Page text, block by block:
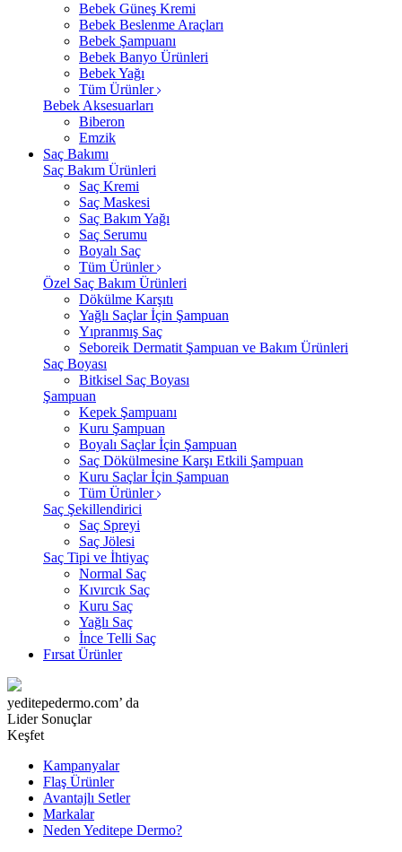
Bebek Güneş Kremi
Bebek Beslenme Araçları
Bebek Şampuanı
Bebek Banyo Ürünleri
Bebek Yağı
Tüm Ürünler
Bebek Aksesuarları
Biberon
Emzik
Saç Bakımı
Saç Bakım Ürünleri
Saç Kremi
Saç Maskesi
Saç Bakım Yağı
Saç Serumu
Boyalı Saç
Tüm Ürünler
Özel Saç Bakım Ürünleri
Dökülme Karşıtı
Yağlı Saçlar İçin Şampuan
Yıpranmış Saç
Seboreik Dermatit Şampuan ve Bakım Ürünleri
Saç Boyası
Bitkisel Saç Boyası
Şampuan
Kepek Şampuanı
Kuru Şampuan
Boyalı Saçlar İçin Şampuan
Saç Dökülmesine Karşı Etkili Şampuan
Kuru Saçlar İçin Şampuan
Tüm Ürünler
Saç Şekillendirici
Saç Spreyi
Saç Jölesi
Saç Tipi ve İhtiyaç
Normal Saç
Kıvırcık Saç
Kuru Saç
Yağlı Saç
İnce Telli Saç
Fırsat Ürünler
yeditepedermo.com’ da
Lider Sonuçlar
Keşfet
Kampanyalar
Flaş Ürünler
Avantajlı Setler
Markalar
Neden Yeditepe Dermo?